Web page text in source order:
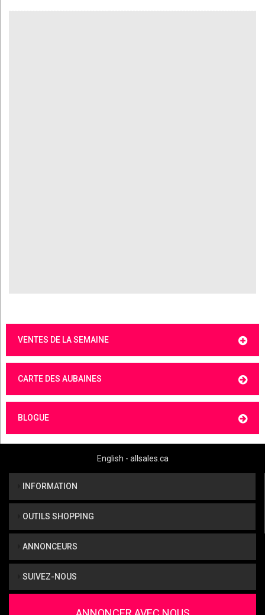
VENTES DE LA SEMAINE
CARTE DES AUBAINES
BLOGUE
English - allsales.ca
INFORMATION
OUTILS SHOPPING
ANNONCEURS
SUIVEZ-NOUS